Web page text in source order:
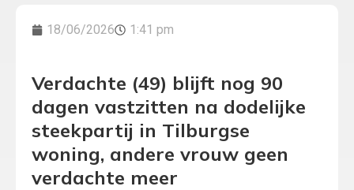
18/06/2026 1:41 pm
Verdachte (49) blijft nog 90
dagen vastzitten na dodelijke
steekpartij in Tilburgse
woning, andere vrouw geen
verdachte meer